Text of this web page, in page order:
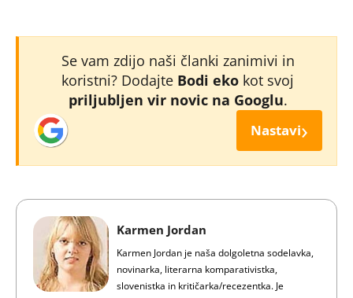
Se vam zdijo naši članki zanimivi in
koristni? Dodajte Bodi eko kot svoj
priljubljen vir novic na Googlu.
Nastavi›
Karmen Jordan
Karmen Jordan je naša dolgoletna sodelavka,
novinarka, literarna komparativistka,
slovenistka in kritičarka/recezentka. Je